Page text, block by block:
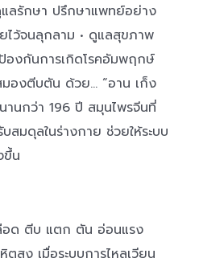
ลรักษา ปรึกษาแพทย์อย่าง
ไว้จนลุกลาม • ดูแลสุขภาพ
งกันการเกิดโรคอัมพฤกษ์
องตีบตัน ด้วย… “อาน เก็ง
านกว่า 196 ปี สมุนไพรจีนที่
สมดุลในร่างกาย ช่วยให้ระบบ
ขึ้น
ด ตีบ แตก ตัน อ่อนแรง
ตสูง เมื่อระบบการไหลเวียน